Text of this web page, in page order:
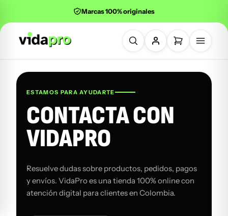
Marcas 100% originales
Buscar productos
ESTAMOS PARA AYUDARTE
CONTACTA CON
VIDAPRO
Resuelve dudas sobre productos, pedidos, pagos
y envíos. VidaPro es una tienda 100% online con
atención digital para clientes en Colombia.